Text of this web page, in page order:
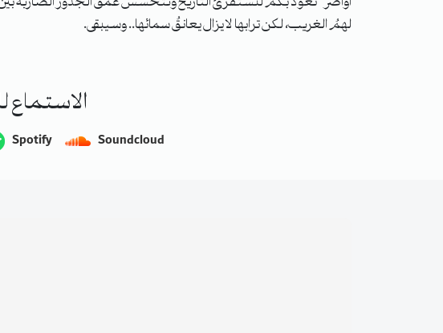
لهمُ الغريب، لكن ترابها لا يزال يعانقُ سمائها.. وسيبقى.
Soundcloud
Spotify